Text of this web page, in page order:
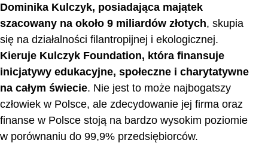
Dominika Kulczyk, posiadająca majątek
szacowany na około 9 miliardów złotych, skupia
się na działalności filantropijnej i ekologicznej.
Kieruje Kulczyk Foundation, która finansuje
inicjatywy edukacyjne, społeczne i charytatywne
na całym świecie. Nie jest to może najbogatszy
człowiek w Polsce, ale zdecydowanie jej firma oraz
finanse w Polsce stoją na bardzo wysokim poziomie
w porównaniu do 99,9% przedsiębiorców.